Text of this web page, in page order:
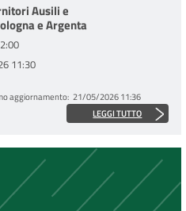
Ausili e
e Argenta
11:30
aggiornamento 21/05/2026 11:36
LEGGI TUTTO